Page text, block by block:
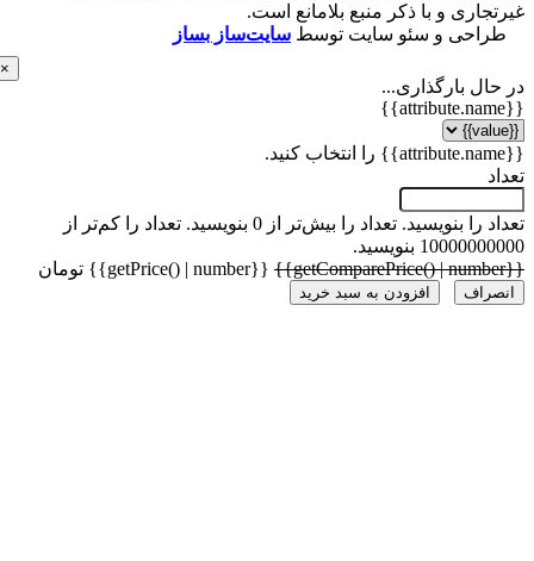
و با ذکر منبع بلامانع است.
و سئو سایت توسطسایت‌ساز بساز
بارگذاری...
را بنویسید.تعداد را بیش‌تر از 0 بنویسید.
تعداد را کم‌تر از
بنویسید.
{{getPrice() | number}} تومان
افزودن به سبد خرید